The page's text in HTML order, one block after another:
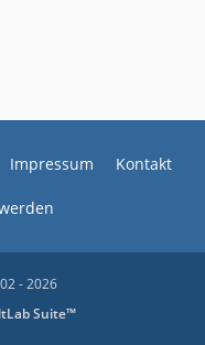
Impressum Kontakt
- 2026
Suite™